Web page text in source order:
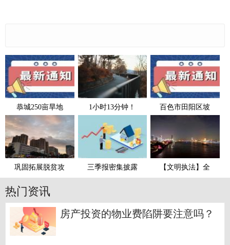
恭城250亩旱地 1小时13分钟！ 百色市田阳区坡
巩固拓展脱贫攻 三季报密集披露 【文明执法】全
热门资讯
房产投资的物业费陷阱要注意吗？